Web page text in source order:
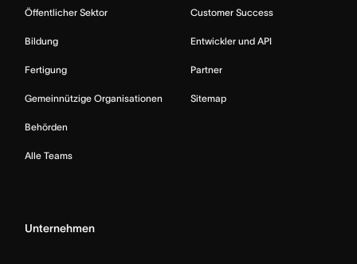
Öffentlicher Sektor
Bildung
Fertigung
Gemeinnützige Organisationen
Behörden
Alle Teams
Customer Success
Entwickler und API
Partner
Sitemap
Unternehmen